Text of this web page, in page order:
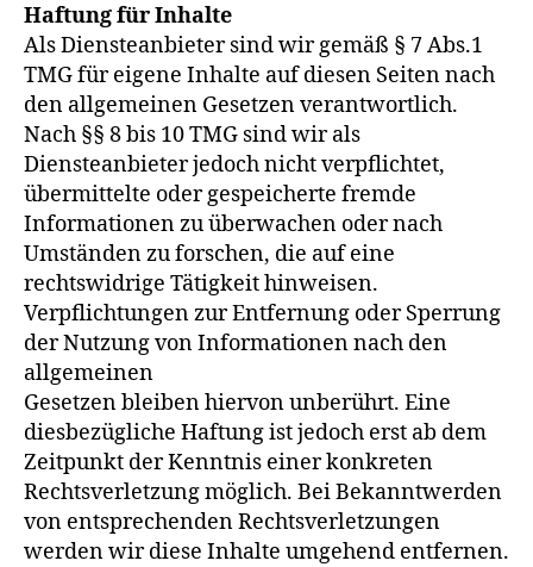
Haftung für Inhalte
Als Diensteanbieter sind wir gemäß § 7 Abs.1
TMG für eigene Inhalte auf diesen Seiten nach
den allgemeinen Gesetzen verantwortlich.
Nach §§ 8 bis 10 TMG sind wir als
Diensteanbieter jedoch nicht verpflichtet,
übermittelte oder gespeicherte fremde
Informationen zu überwachen oder nach
Umständen zu forschen, die auf eine
rechtswidrige Tätigkeit hinweisen.
Verpflichtungen zur Entfernung oder Sperrung
der Nutzung von Informationen nach den
allgemeinen
Gesetzen bleiben hiervon unberührt. Eine
diesbezügliche Haftung ist jedoch erst ab dem
Zeitpunkt der Kenntnis einer konkreten
Rechtsverletzung möglich. Bei Bekanntwerden
von entsprechenden Rechtsverletzungen
werden wir diese Inhalte umgehend entfernen.